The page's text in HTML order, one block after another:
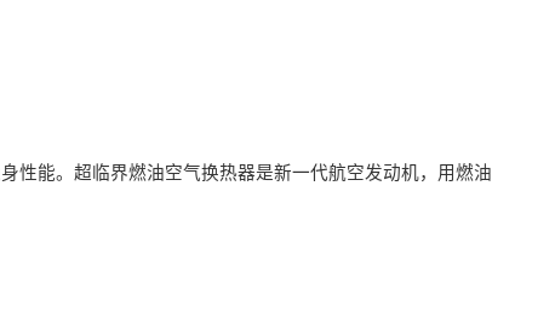
性能。超临界燃油空气换热器是新一代航空发动机，用燃油